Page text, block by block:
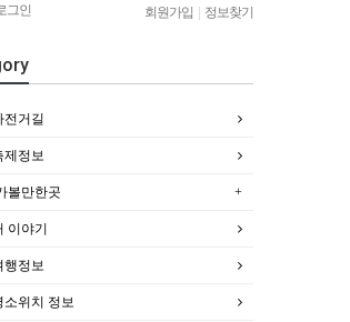
그인 회원가입 정보찾기
전거길
제정보
볼만한곳
이야기
행정보
소위치 정보